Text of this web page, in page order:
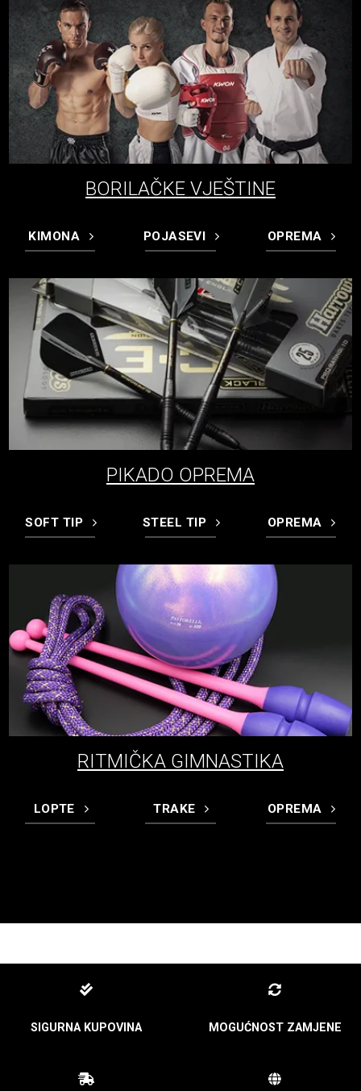
BORILAČKE VJEŠTINE
KIMONA POJASEVI OPREMA
PIKADO OPREMA
SOFT TIP STEEL TIP OPREMA
RITMIČKA GIMNASTIKA
LOPTE TRAKE OPREMA
SIGURNA KUPOVINA MOGUĆNOST ZAMJENE